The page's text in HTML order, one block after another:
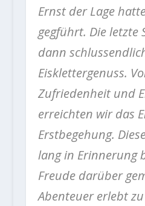
Ernst der Lage
gegführt. Die letzte
dann
Eisklettergenuss.
Zufriedenheit und
erreichten wir das
Erstbegehung.
lang in Erinnerung
Freude darüber
Abenteuer erlebt